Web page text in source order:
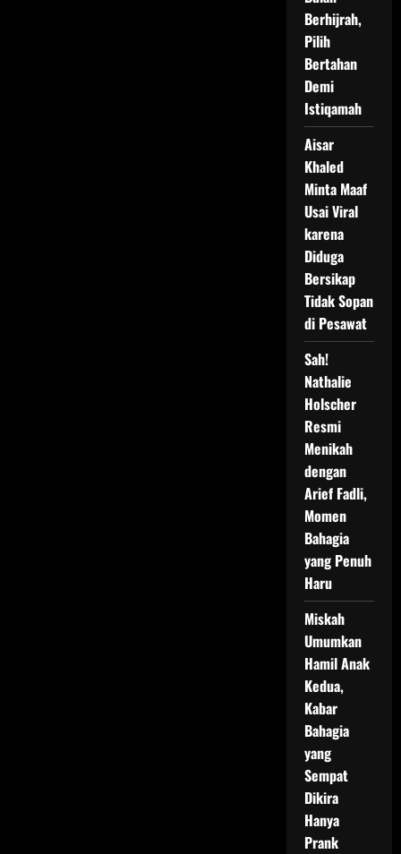
Berhijrah,
Pilih
Bertahan
Demi
Istiqamah
Aisar
Khaled
Minta Maaf
Usai Viral
karena
Diduga
Bersikap
Tidak Sopan
di Pesawat
Sah!
Nathalie
Holscher
Resmi
Menikah
dengan
Arief Fadli,
Momen
Bahagia
yang Penuh
Haru
Miskah
Umumkan
Hamil Anak
Kedua,
Kabar
Bahagia
yang
Sempat
Dikira
Hanya
Prank